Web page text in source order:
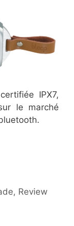
IPX7,
le marché
, Review